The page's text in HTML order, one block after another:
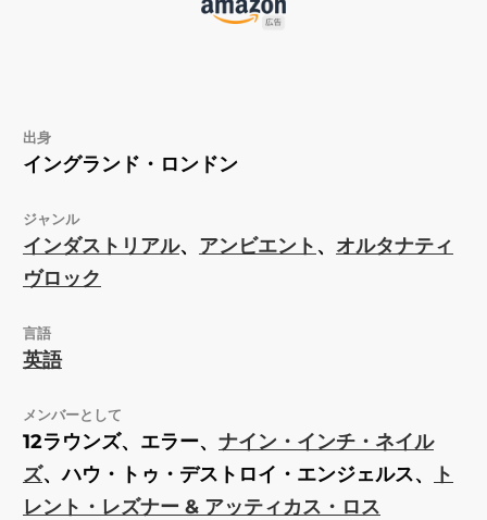
出身
イングランド・ロンドン
ジャンル
インダストリアル、 アンビエント、 オルタナティ
ヴロック
言語
英語
メンバーとして
12ラウンズ、エラー、 ナイン・インチ・ネイル
ズ、ハウ・トゥ・デストロイ・エンジェルス、
ト
レント・レズナー & アッティカス・ロス